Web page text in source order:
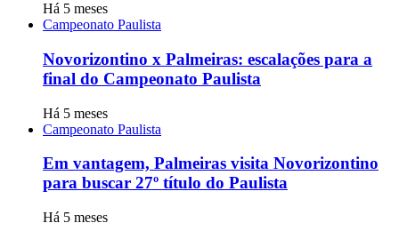
Há 5 meses
Campeonato Paulista
Novorizontino x Palmeiras: escalações para a
final do Campeonato Paulista
Há 5 meses
Campeonato Paulista
Em vantagem, Palmeiras visita Novorizontino
para buscar 27º título do Paulista
Há 5 meses